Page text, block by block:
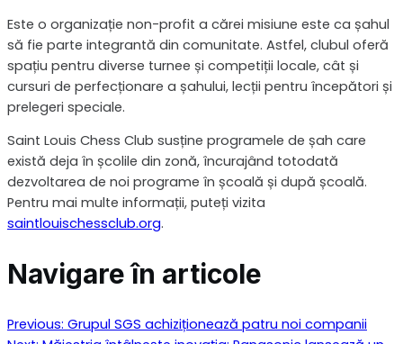
Este o organizație non-profit a cărei misiune este ca șahul
să fie parte integrantă din comunitate. Astfel, clubul oferă
spațiu pentru diverse turnee și competiții locale, cât și
cursuri de perfecționare a șahului, lecții pentru începători și
prelegeri speciale.
Saint Louis Chess Club susține programele de șah care
există deja în școlile din zonă, încurajând totodată
dezvoltarea de noi programe în școală și după școală.
Pentru mai multe informații, puteți vizita
saintlouischessclub.org.
Navigare în articole
Previous: Grupul SGS achiziționează patru noi companii